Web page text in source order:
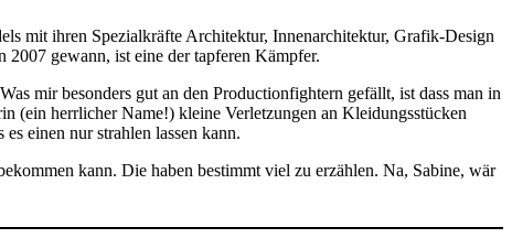
mit ihren Spezialkräfte Architektur, Innenarchitektur, Grafik-Design
gewann, ist eine der tapferen Kämpfer.
mir besonders gut an den Productionfightern gefällt, ist dass man in
(ein herrlicher Name!) kleine Verletzungen an Kleidungsstücken
einen nur strahlen lassen kann.
kann. Die haben bestimmt viel zu erzählen. Na, Sabine, wär